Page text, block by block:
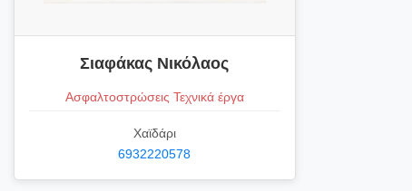
Σιαφάκας Νικόλαος
Ασφαλτοστρώσεις Τεχνικά έργα
Χαϊδάρι
6932220578